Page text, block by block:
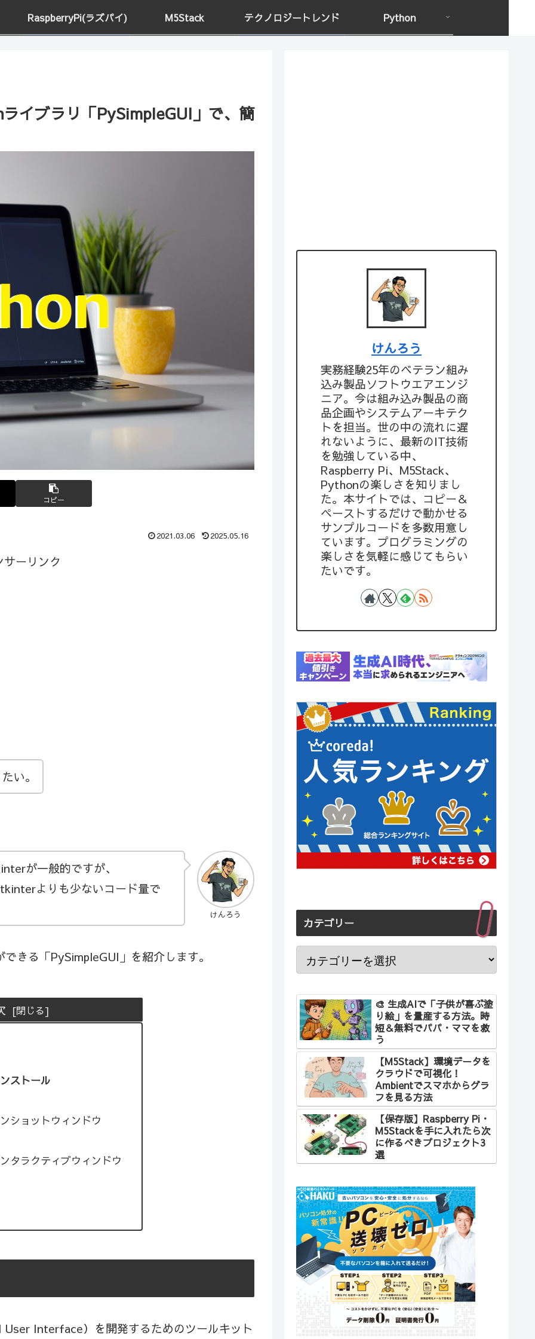
RaspberryPi(ラズパイ) M5Stack テクノロジートレンド Python
イブラリ「PySimpleGUI」で、簡
コピー
2021.03.06 2025.05.16
サーリンク
い。
けんろう
が一般的ですが、
よりも少ないコード量で
きる「PySimpleGUI」を紹介します。
ストール
ショットウィンドウ
タラクティブウィンドウ
Interface）を開発するためのツールキット
けんろう
実務経験25年のベテラン組み
込み製品ソフトウエアエンジ
ニア。今は組み込み製品の商
品企画やシステムアーキテク
トを担当。世の中の流れに遅
れないように、最新のIT技術
を勉強している中、
Raspberry Pi、M5Stack、
Pythonの楽しさを知りまし
た。本サイトでは、コピー＆
ペーストするだけで動かせる
サンプルコードを多数用意し
ています。プログラミングの
楽しさを気軽に感じてもらい
たいです。
カテゴリー
🎨 生成AIで「子供が喜ぶ塗
り絵」を量産する方法。時
短＆無料でパパ・ママを救
う
【M5Stack】環境データを
クラウドで可視化！
Ambientでスマホからグラ
フを見る方法
【保存版】Raspberry Pi・
M5Stackを手に入れたら次
に作るべきプロジェクト3
選